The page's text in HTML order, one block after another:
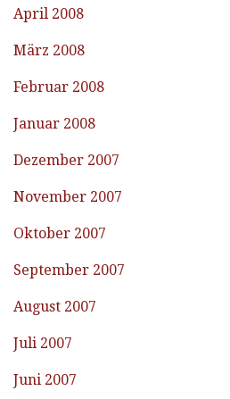
April 2008
März 2008
Februar 2008
Januar 2008
Dezember 2007
November 2007
Oktober 2007
September 2007
August 2007
Juli 2007
Juni 2007